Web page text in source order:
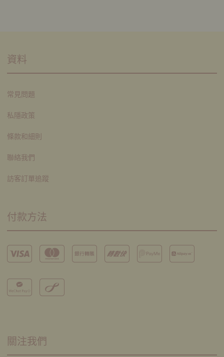
資料
常見問題
私隱政策
條款和細則
聯絡我們
訪客訂單追蹤
付款方法
關注我們